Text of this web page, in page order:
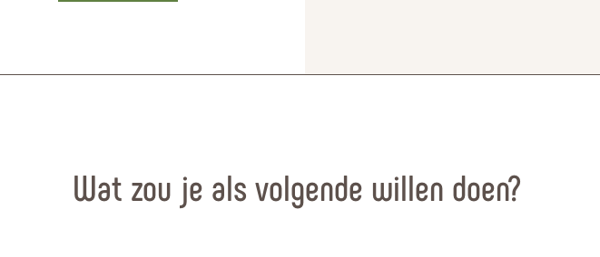
Wat zou je als volgende willen doen?